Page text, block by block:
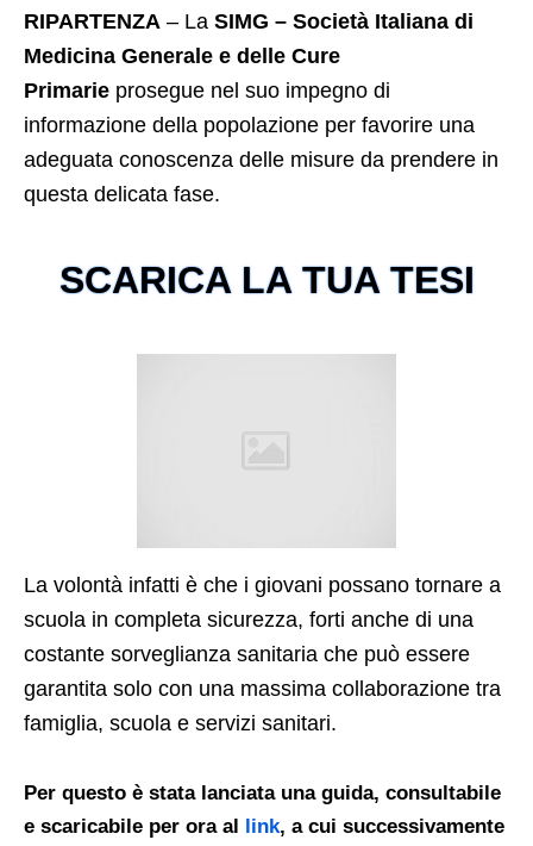
RIPARTENZA – La SIMG – Società Italiana di
Medicina Generale e delle Cure
Primarie prosegue nel suo impegno di
informazione della popolazione per favorire una
adeguata conoscenza delle misure da prendere in
questa delicata fase.
SCARICA LA TUA TESI
La volontà infatti è che i giovani possano tornare a
scuola in completa sicurezza, forti anche di una
costante sorveglianza sanitaria che può essere
garantita solo con una massima collaborazione tra
famiglia, scuola e servizi sanitari.
Per questo è stata lanciata una guida, consultabile
e scaricabile per ora al link, a cui successivamente